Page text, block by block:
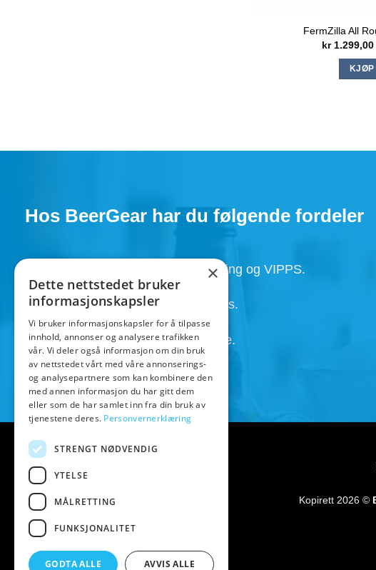
FermZilla All
kr1.299,00
KJØP
Hos BeerGear har du følgende fordeler
Faktura, Utsett betaling , Avbetaling og VIPPS.
Super service med kunden i fokus.
Henting av ordre 24/7 etter avtale.
Kopirett 2026 ©
×
Dette nettstedet bruker
informasjonskapsler
Vi bruker informasjonskapsler for å tilpasse
innhold, annonser og analysere trafikken
vår. Vi deler også informasjon om din bruk
av nettstedet vårt med våre annonserings-
og analysepartnere som kan kombinere den
med annen informasjon du har gitt dem
eller som de har samlet inn fra din bruk av
tjenestene deres. Personvernerklæring
STRENGT NØDVENDIG
YTELSE
MÅLRETTING
FUNKSJONALITET
GODTA ALLE AVVIS ALLE